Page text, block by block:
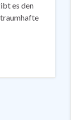
es den
traumhafte